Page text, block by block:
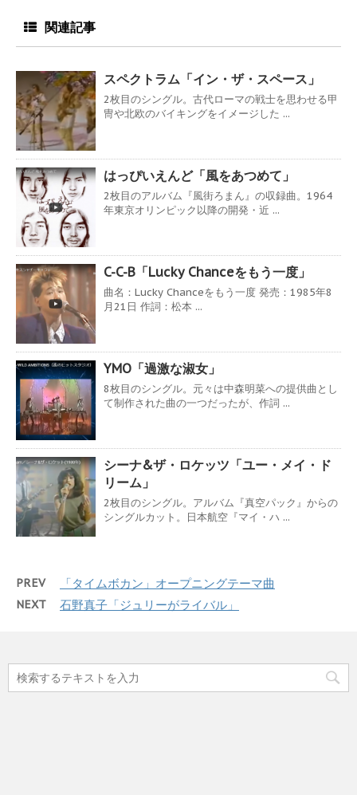
関連記事
スペクトラム「イン・ザ・スペース」
2枚目のシングル。古代ローマの戦士を思わせる甲
冑や北欧のバイキングをイメージした ...
はっぴいえんど「風をあつめて」
2枚目のアルバム『風街ろまん』の収録曲。1964
年東京オリンピック以降の開発・近 ...
C-C-B「Lucky Chanceをもう一度」
曲名：Lucky Chanceをもう一度 発売：1985年8
月21日 作詞：松本 ...
YMO「過激な淑女」
8枚目のシングル。元々は中森明菜への提供曲とし
て制作された曲の一つだったが、作詞 ...
シーナ&ザ・ロケッツ「ユー・メイ・ド
リーム」
2枚目のシングル。アルバム『真空パック』からの
シングルカット。日本航空『マイ・ハ ...
PREV 「タイムボカン」オープニングテーマ曲
NEXT 石野真子「ジュリーがライバル」